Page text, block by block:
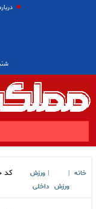
شنبه ۱۷
خانه
ورزش
ورزش
داخلی
کد